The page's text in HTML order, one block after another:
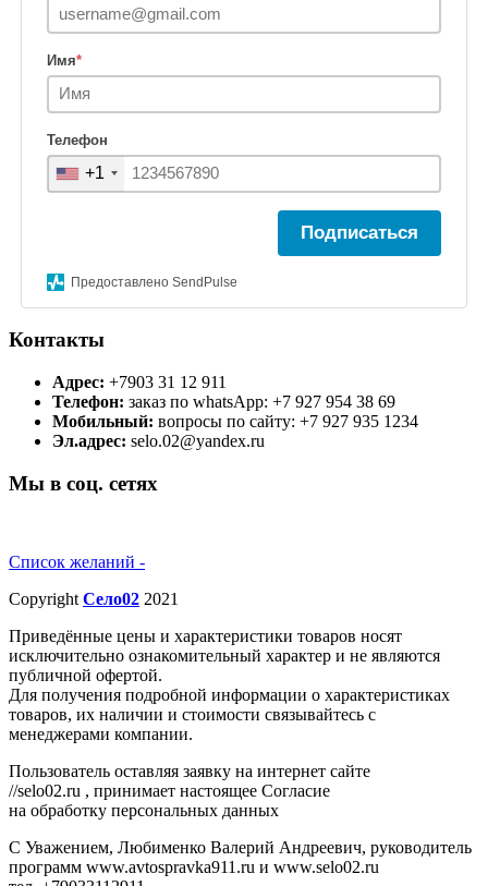
Имя*
Телефон
+1
Подписаться
Предоставлено SendPulse
Контакты
Адрес: +7903 31 12 911
Телефон: заказ по whatsApp: +7 927 954 38 69
Мобильный: вопросы по сайту: +7 927 935 1234
Эл.адрес: selo.02@yandex.ru
Мы в соц. сетях
Список желаний -
CopyrightСело02 2021
Приведённые цены и характеристики товаров носят
исключительно ознакомительный характер и не являются
публичной офертой.
Для получения подробной информации о характеристиках
товаров, их наличии и стоимости связывайтесь с
менеджерами компании.
Пользователь оставляя заявку на интернет сайте
//selo02.ru , принимает настоящее Согласие
на обработку персональных данных
С Уважением, Любименко Валерий Андреевич, руководитель
программ www.avtospravka911.ru и www.selo02.ru